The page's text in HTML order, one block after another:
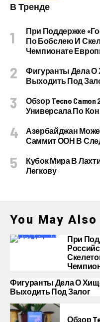
В Тренде
При Поддержке
По Бобслею И
Чемпионате
Фигуранты Дела
Выходить Под
Обзор Tecno
Универсала По
Азербайджан
Саммит ООН В
Кубок Мира В
Легкову
You May
При
Фигуранты Дела О
Выходить Под Залог
Обзор